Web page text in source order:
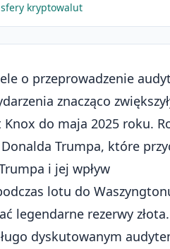
kryptowalut
o przeprowadzenie
znacząco
Knox do maja 2025 roku.
Trumpa, które
i jej wpływ
lotu do
legendarne rezerwy
dyskutowanym